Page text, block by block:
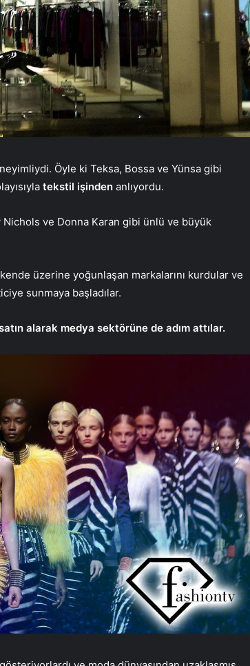
Öyle ki Teksa, Bossa ve Yünsa gibi
tekstil işinden anlıyordu.
ve Donna Karan gibi ünlü ve büyük
üzerine yoğunlaşan markalarını kurdular ve
sunmaya başladılar.
alarak medya sektörüne de adım attılar.